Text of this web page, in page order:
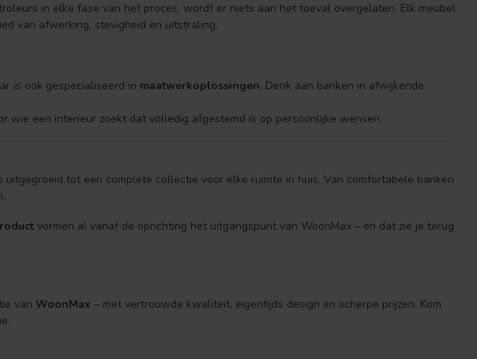
in elke fase van het proces, wordt er niets aan het toeval overgelaten. Elk meubel
van afwerking, stevigheid en uitstraling.
is ook gespecialiseerd in maatwerkoplossingen. Denk aan banken in afwijkende
wie een interieur zoekt dat volledig afgestemd is op persoonlijke wensen.
tot een complete collectie voor elke ruimte in huis. Van comfortabele banken
vormen al vanaf de oprichting het uitgangspunt van WoonMax – en dat zie je terug
van WoonMax – met vertrouwde kwaliteit, eigentijds design en scherpe prijzen. Kom